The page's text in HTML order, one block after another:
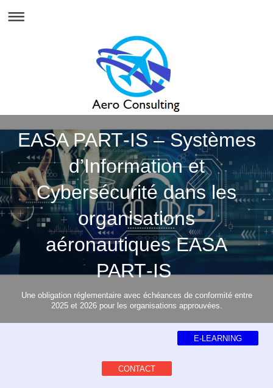
EASA PART‑IS – Systèmes
d’Information et
Cybersécurité dans les
organisations
aéronautiques EASA
PART‑IS
Une obligation réglementaire avec échéances de conformité entre
2025 et 2026 pour les organisations approuvées.
E-LEARNING
CONTACT